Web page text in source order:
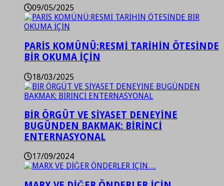
09/05/2025
PARİS KOMÜNÜ:RESMİ TARİHİN ÖTESİNDE
BİR OKUMA İÇİN
18/03/2025
BİR ÖRGÜT VE SİYASET DENEYİNE
BUGÜNDEN BAKMAK: BİRİNCİ
ENTERNASYONAL
17/09/2024